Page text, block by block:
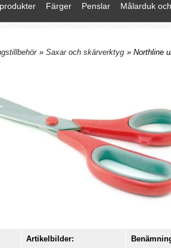
Färger Penslar Målarduk
» Saxar och skärverktyg » Northline
Artikelbilder: